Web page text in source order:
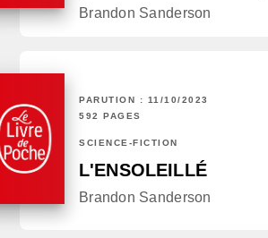
Brandon Sanderson
PARUTION : 11/10/2023
592 PAGES
SCIENCE-FICTION
L'ENSOLEILLÉ
Brandon Sanderson